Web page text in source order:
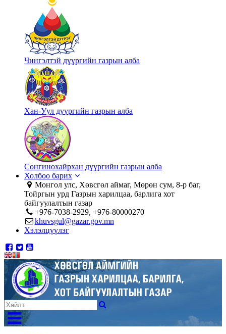
Чингэлтэй дүүргийн газрын алба
Хан-Уул дүүргийн газрын алба
Сонгинохайрхан дүүргийн газрын алба
Холбоо барих
Монгол улс, Хөвсгөл аймаг, Мөрөн сум, 8-р баг,
Тойргын урд Газрын харилцаа, барлига хот
байгуулалтын газар
+976-7038-2929, +976-80000270
khuvsgul@gazar.gov.mn
Хэлэлцүүлэг